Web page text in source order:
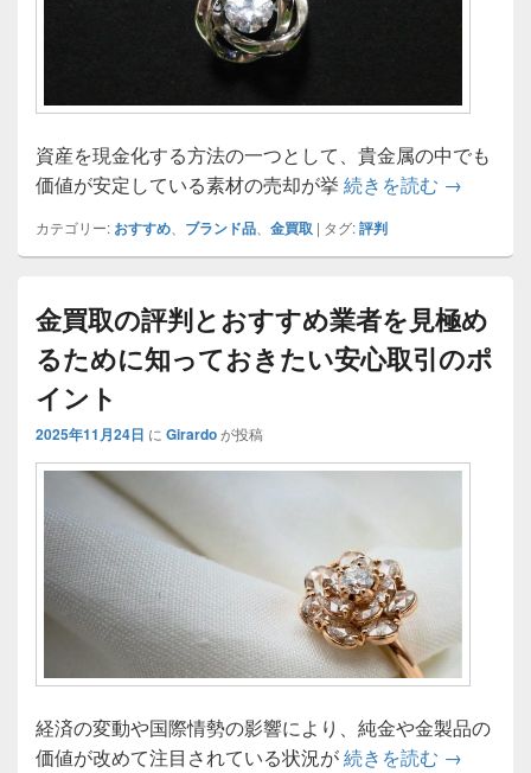
資産を現金化する方法の一つとして、貴金属の中でも
価値が安定している素材の売却が挙 続きを読む 金買取サ
→
カテゴリー: おすすめ ブランド品 金買取 | タグ:評判
金買取の評判とおすすめ業者を見極め
るために知っておきたい安心取引のポ
イント
2025年11月24日 に Girardoが投稿
経済の変動や国際情勢の影響により、純金や金製品の
価値が改めて注目されている状況が続きを読む 金買取の
→